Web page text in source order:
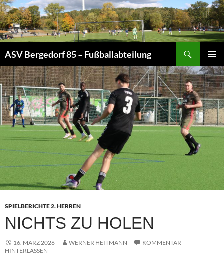
Zum
Inhalt
springen
ASV Bergedorf 85 – Fußballabteilung
MENÜ
SPIELBERICHTE 2. HERREN
NICHTS ZU HOLEN
16. MÄRZ 2026 WERNER HEITMANN
KOMMENTAR
HINTERLASSEN